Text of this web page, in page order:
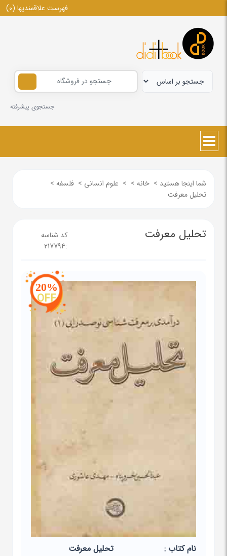
فهرست علاقمندیها (0)
جستجوی پیشرفته
شما اینجا هستید > خانه >
> علوم انسانی > فلسفه >
تحلیل معرفت
تحلیل معرفت
کد شناسه
:
217794
20%
OFF
نام کتاب :
تحلیل معرفت